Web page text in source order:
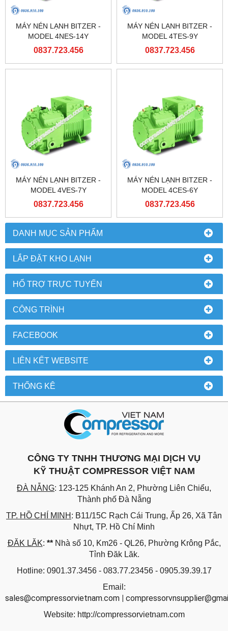
DANH MỤC SẢN PHẨM
LẮP ĐẶT KHO LẠNH
HỔ TRỢ TRỰC TUYẾN
CÔNG TRÌNH
FACEBOOK
LIÊN KẾT WEBSITE
THỐNG KÊ
MÁY NÉN LẠNH BITZER -
MODEL 4NES-14Y
0837.723.456
MÁY NÉN LẠNH BITZER -
MODEL 4TES-9Y
0837.723.456
MÁY NÉN LẠNH BITZER -
MODEL 4VES-7Y
0837.723.456
MÁY NÉN LẠNH BITZER -
MODEL 4CES-6Y
0837.723.456
CÔNG TY TNHH THƯƠNG MẠI DỊCH VỤ
KỸ THUẬT COMPRESSOR VIỆT NAM
ĐÀ NẴNG: 123-125 Khánh An 2, Phường Liên Chiểu,
Thành phố Đà Nẵng
TP. HỒ CHÍ MINH : B11/15C Rạch Cái Trung, Ấp 26, Xã Tân
Nhựt, TP. Hồ Chí Minh
ĐĂK LĂK: ** Nhà số 10, Km26 - QL26, Phường Krông Pắc,
Tỉnh Đăk Lăk.
Hotline: 0901.37.3456 - 083.77.23456 - 0905.39.39.17
Email:
sales@compressorvietnam.com
Website: http://compressorvietnam.com